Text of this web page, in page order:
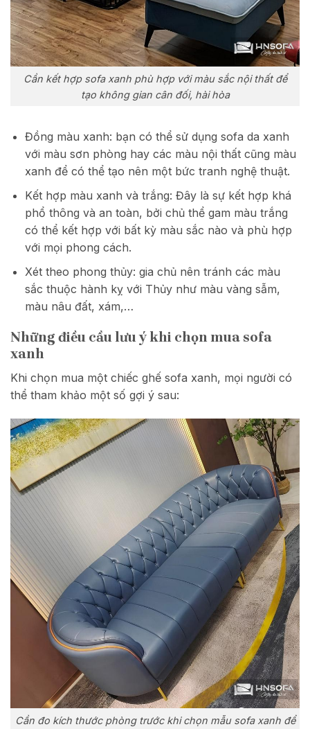
Cần kết hợp sofa xanh phù hợp với màu sắc nội thất để
tạo không gian cân đối, hài hòa
Đồng màu xanh: bạn có thể sử dụng sofa da xanh
với màu sơn phòng hay các màu nội thất cũng màu
xanh để có thể tạo nên một bức tranh nghệ thuật.
Kết hợp màu xanh và trắng: Đây là sự kết hợp khá
phổ thông và an toàn, bởi chủ thể gam màu trắng
có thể kết hợp với bất kỳ màu sắc nào và phù hợp
với mọi phong cách.
Xét theo phong thủy: gia chủ nên tránh các màu
sắc thuộc hành kỵ với Thủy như màu vàng sẫm,
màu nâu đất, xám,…
Những điều cầu lưu ý khi chọn mua sofa
xanh
Khi chọn mua một chiếc ghế sofa xanh, mọi người có
thể tham khảo một số gợi ý sau:
Cần đo kích thước phòng trước khi chọn mẫu sofa xanh để